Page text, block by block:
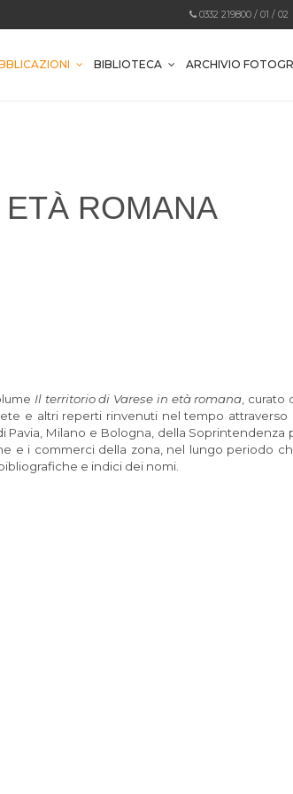
0332 219800 / 01 / 02
BIBLIOTECA ARCHIVIO
ROMANA
Il territorio di Varese in età romana ,
e altri reperti rinvenuti nel tempo attraverso
Milano e Bologna, della
e i commerci della zona, nel lungo periodo
e indici dei nomi.